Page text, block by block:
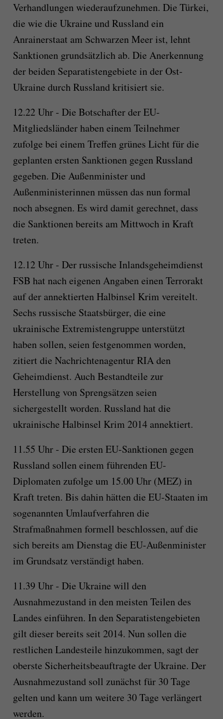
Verhandlungen wiederaufzunehmen. Die Türkei,
die wie die Ukraine und Russland ein
Anrainerstaat am Schwarzen Meer ist, lehnt
Sanktionen grundsätzlich ab. Die Anerkennung
der beiden Separatistengebiete in der Ost-
Ukraine durch Russland kritisiert sie.
12.22 Uhr - Die Botschafter der EU-
Mitgliedsländer haben einem Teilnehmer
zufolge bei einem Treffen grünes Licht für die
geplanten ersten Sanktionen gegen Russland
gegeben. Die Außenminister und
Außenministerinnen müssen das nun formal
noch absegnen. Es wird damit gerechnet, dass
die Sanktionen bereits am Mittwoch in Kraft
treten.
12.12 Uhr - Der russische Inlandsgeheimdienst
FSB hat nach eigenen Angaben einen Terrorakt
auf der annektierten Halbinsel Krim vereitelt.
Sechs russische Staatsbürger, die eine
ukrainische Extremistengruppe unterstützt
haben sollen, seien festgenommen worden,
zitiert die Nachrichtenagentur RIA den
Geheimdienst. Auch Bestandteile zur
Herstellung von Sprengsätzen seien
sichergestellt worden. Russland hat die
ukrainische Halbinsel Krim 2014 annektiert.
11.55 Uhr - Die ersten EU-Sanktionen gegen
Russland sollen einem führenden EU-
Diplomaten zufolge um 15.00 Uhr (MEZ) in
Kraft treten. Bis dahin hätten die EU-Staaten im
sogenannten Umlaufverfahren die
Strafmaßnahmen formell beschlossen, auf die
sich bereits am Dienstag die EU-Außenminister
im Grundsatz verständigt haben.
11.39 Uhr - Die Ukraine will den
Ausnahmezustand in den meisten Teilen des
Landes einführen. In den Separatistengebieten
gilt dieser bereits seit 2014. Nun sollen die
restlichen Landesteile hinzukommen, sagt der
oberste Sicherheitsbeauftragte der Ukraine. Der
Ausnahmezustand soll zunächst für 30 Tage
gelten und kann um weitere 30 Tage verlängert
werden.